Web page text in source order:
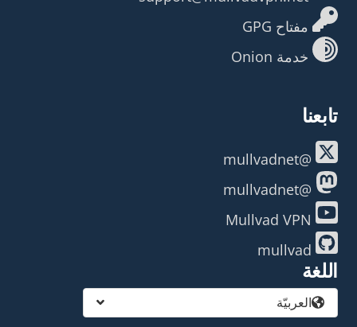
مفتاح GPG
خدمة Onion
تابعنا
@mullvadnet
@mullvadnet
اللغة
العربيّة